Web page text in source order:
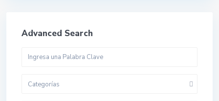
Advanced Search
Categorías